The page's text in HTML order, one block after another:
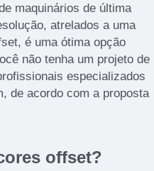
maquinários de última
atrelados a uma
é uma ótima opção
não tenha um projeto de
especializados
de acordo com a proposta
offset?